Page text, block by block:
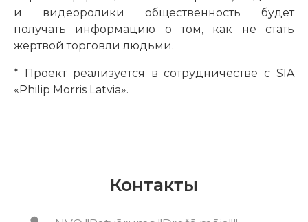
и видеоролики общественность будет
получать информацию о том, как не стать
жертвой торговли людьми.
* Проект реализуется в сотрудничестве с SIA
«Philip Morris Latvia».
Контакты